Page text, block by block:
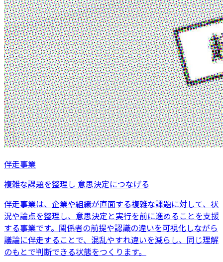
伴走事業
複雑な課題を整理し 意思決定につなげる
伴走事業は、企業や組織が直面する複雑な課題に対して、状
況や論点を整理し、意思決定と実行を前に進めることを支援
する事業です。関係者の前提や認識の違いを可視化しながら
議論に伴走することで、混乱やすれ違いを減らし、同じ理解
のもとで判断できる状態をつくります。